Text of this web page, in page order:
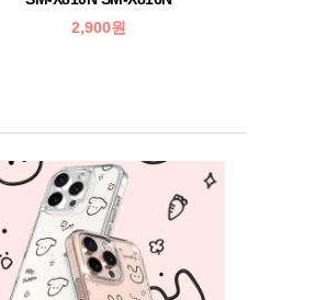
2,900원